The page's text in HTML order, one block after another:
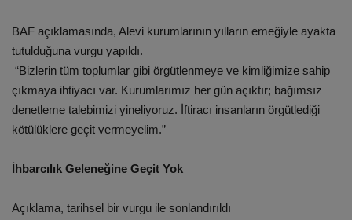
BAF açıklamasında, Alevi kurumlarının yılların emeğiyle ayakta
tutulduğuna vurgu yapıldı.
“Bizlerin tüm toplumlar gibi örgütlenmeye ve kimliğimize sahip
çıkmaya ihtiyacı var. Kurumlarımız her gün açıktır; bağımsız
denetleme talebimizi yineliyoruz. İftiracı insanların örgütlediği
kötülüklere geçit vermeyelim.”
İhbarcılık Geleneğine Geçit Yok
Açıklama, tarihsel bir vurgu ile sonlandırıldı